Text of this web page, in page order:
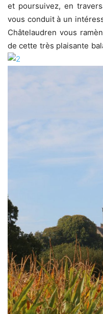
et poursuivez, en
vous conduit à un
Châtelaudren vous
de cette très plaisante